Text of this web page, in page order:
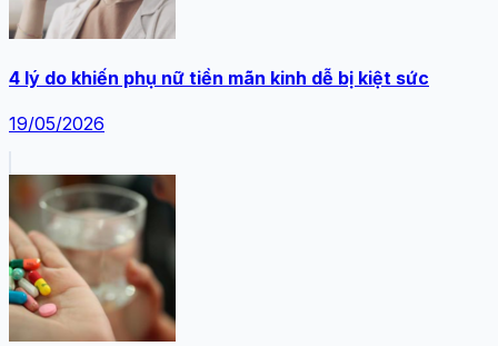
4 lý do khiến phụ nữ tiền mãn kinh dễ bị kiệt sức
19/05/2026